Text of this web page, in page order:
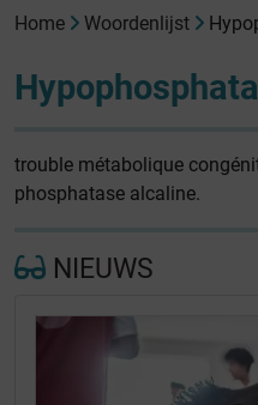
Home Woordenlijst
trouble métabolique
phosphatase alcaline.
NIEUWS